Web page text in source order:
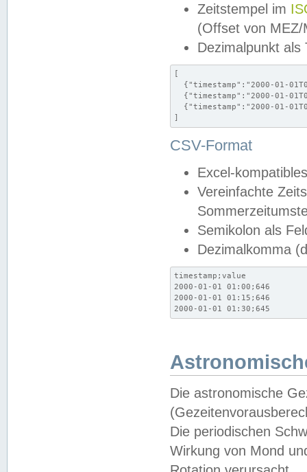
Zeitstempel im
(Offset von MEZ/
Dezimalpunkt als
[
{"timestamp":"2000-01-
{"timestamp":"2000-01-
{"timestamp":"2000-01-
]
CSV-Format
Excel-
Vereinfachte
Semikolon als
Dezimalkomma
timestamp;value
2000-01-01 01:00;646
2000-01-01 01:15;646
2000-01-01 01:30;645
Die astronomische
Die periodischen
Wirkung von Mond